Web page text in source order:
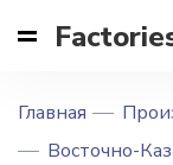
Главная
Восточно-